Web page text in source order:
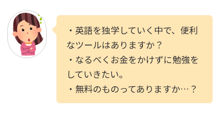
・英語を独学していく中で、便利
なツールはありますか？
・なるべくお金をかけずに勉強を
していきたい。
・無料のものってありますか…？